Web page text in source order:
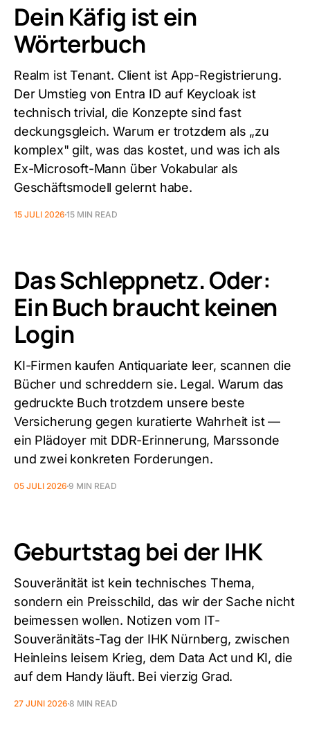
Dein Käfig ist ein
Wörterbuch
Realm ist Tenant. Client ist App-Registrierung.
Der Umstieg von Entra ID auf Keycloak ist
technisch trivial, die Konzepte sind fast
deckungsgleich. Warum er trotzdem als „zu
komplex" gilt, was das kostet, und was ich als
Ex-Microsoft-Mann über Vokabular als
Geschäftsmodell gelernt habe.
15 JULI 2026 15 MIN READ
Das Schleppnetz. Oder:
Ein Buch braucht keinen
Login
KI-Firmen kaufen Antiquariate leer, scannen die
Bücher und schreddern sie. Legal. Warum das
gedruckte Buch trotzdem unsere beste
Versicherung gegen kuratierte Wahrheit ist —
ein Plädoyer mit DDR-Erinnerung, Marssonde
und zwei konkreten Forderungen.
05 JULI 2026 9 MIN READ
Geburtstag bei der IHK
Souveränität ist kein technisches Thema,
sondern ein Preisschild, das wir der Sache nicht
beimessen wollen. Notizen vom IT-
Souveränitäts-Tag der IHK Nürnberg, zwischen
Heinleins leisem Krieg, dem Data Act und KI, die
auf dem Handy läuft. Bei vierzig Grad.
27 JUNI 2026 8 MIN READ